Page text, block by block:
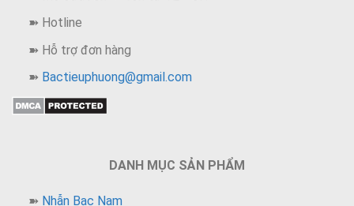
➽ Hotline
➽ Hỗ trợ đơn hàng
➽ Bactieuphuong@gmail.com
DANH MỤC SẢN PHẨM
➽ Nhẫn Bạc Nam